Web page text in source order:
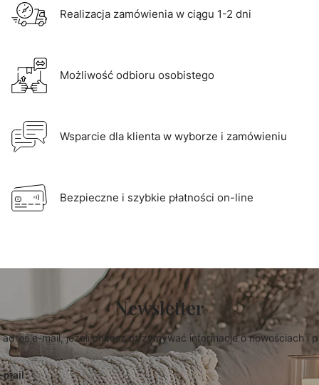
Realizacja zamówienia w ciągu 1-2 dni
Możliwość odbioru osobistego
Wsparcie dla klienta w wyborze i zamówieniu
Bezpieczne i szybkie płatności on-line
Newsletter
adres e-mail, jeżeli chcesz otrzymywać informacje o nowościach i
mail